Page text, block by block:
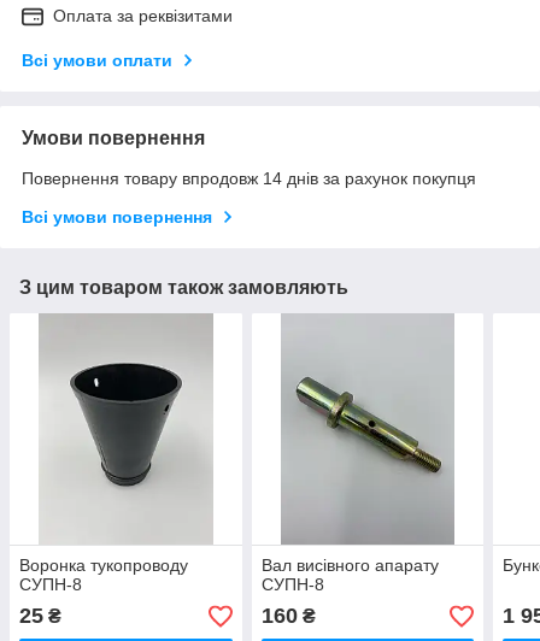
Оплата за реквізитами
Всі умови оплати
Умови повернення
Повернення товару впродовж 14 днів за рахунок покупця
Всі умови повернення
З цим товаром також замовляють
Воронка тукопроводу
СУПН-8
25 ₴
Вал висівного апарату
СУПН-8
160₴ 1